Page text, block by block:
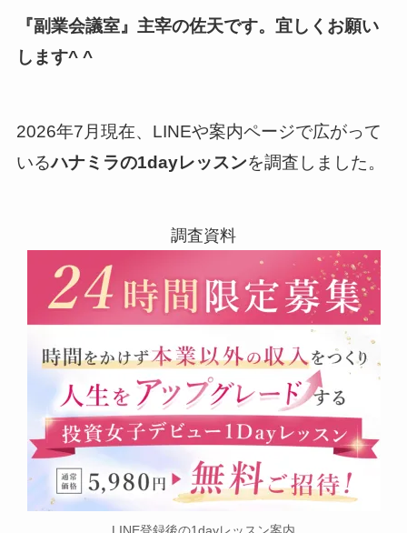
『副業会議室』主宰の佐天です。宜しくお願い
します^ ^
2026年7月現在、LINEや案内ページで広がって
いるハナミラの1dayレッスンを調査しました。